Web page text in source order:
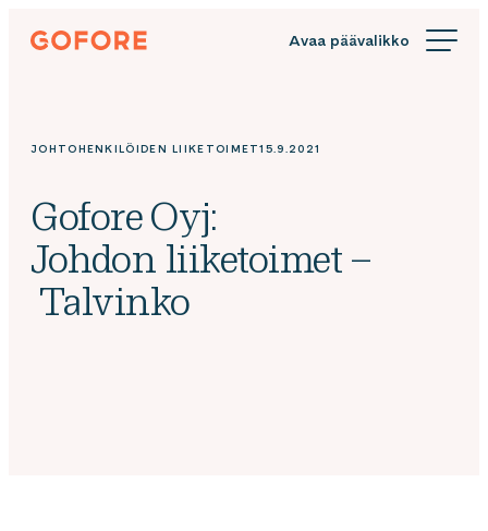
Siirry
suoraan
Gofore
knowledge
JOHTOHENKILÖIDEN LIIKETOIMET15.9.2021
Gofore Oyj:
Johdon liiketoimet –
Talvinko